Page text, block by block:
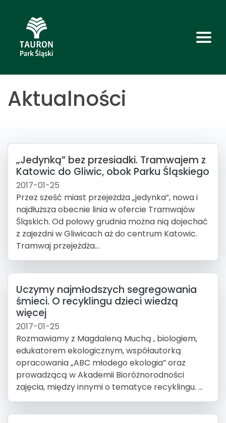
Aktualności
„Jedynką” bez przesiadki. Tramwajem z
Katowic do Gliwic, obok Parku Śląskiego
2017-01-25
Przez sześć miast przejeżdża „jedynka”, nowa i
najdłuższa obecnie linia w ofercie Tramwajów
Śląskich. Od połowy grudnia można nią dojechać
z zajezdni w Gliwicach aż do centrum Katowic.
Tramwaj przejeżdża...
Uczymy najmłodszych segregowania
śmieci. O recyklingu dzieci wiedzą
więcej
2017-01-25
Rozmawiamy z Magdaleną Muchą , biologiem,
edukatorem ekologicznym, współautorką
opracowania „ABC młodego ekologia” oraz
prowadzącą w Akademii Bioróżnorodności
zajęcia, między innymi o tematyce recyklingu. ...